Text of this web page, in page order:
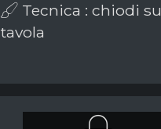
Tecnica : chiodi su
tavola